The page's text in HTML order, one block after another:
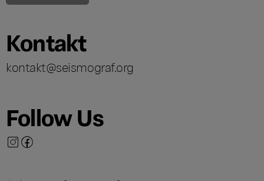
Kontakt
kontakt@seismograf.org
Follow Us